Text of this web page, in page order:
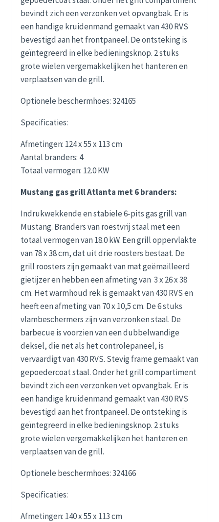
bevindt zich een verzonken vet opvangbak. Er is
een handige kruidenmand gemaakt van 430 RVS
bevestigd aan het frontpaneel. De ontsteking is
geïntegreerd in elke bedieningsknop. 2 stuks
grote wielen vergemakkelijken het hanteren en
verplaatsen van de grill.
Optionele beschermhoes: 324165
Specificaties:
Afmetingen: 124 x 55 x 113 cm
Aantal branders: 4
Totaal vermogen: 12.0 KW
Mustang gas grill Atlanta met 6 branders:
Indrukwekkende en stabiele 6-pits gas grill van
Mustang. Branders van roestvrij staal met een
totaal vermogen van 18.0 kW. Een grill oppervlakte
van 78 x 38 cm, dat uit drie roosters bestaat. De
grill roosters zijn gemaakt van mat geëmailleerd
gietijzer en hebben een afmeting van 3 x 26 x 38
cm. Het warmhoud rek is gemaakt van 430 RVS en
heeft een afmeting van 70 x 10,5 cm. De 6 stuks
vlambeschermers zijn van verzonken staal. De
barbecue is voorzien van een dubbelwandige
deksel, die net als het controlepaneel, is
vervaardigt van 430 RVS. Stevig frame gemaakt van
gepoedercoat staal. Onder het grill compartiment
bevindt zich een verzonken vet opvangbak. Er is
een handige kruidenmand gemaakt van 430 RVS
bevestigd aan het frontpaneel. De ontsteking is
geïntegreerd in elke bedieningsknop. 2 stuks
grote wielen vergemakkelijken het hanteren en
verplaatsen van de grill.
Optionele beschermhoes: 324166
Specificaties:
Afmetingen: 140 x 55 x 113 cm